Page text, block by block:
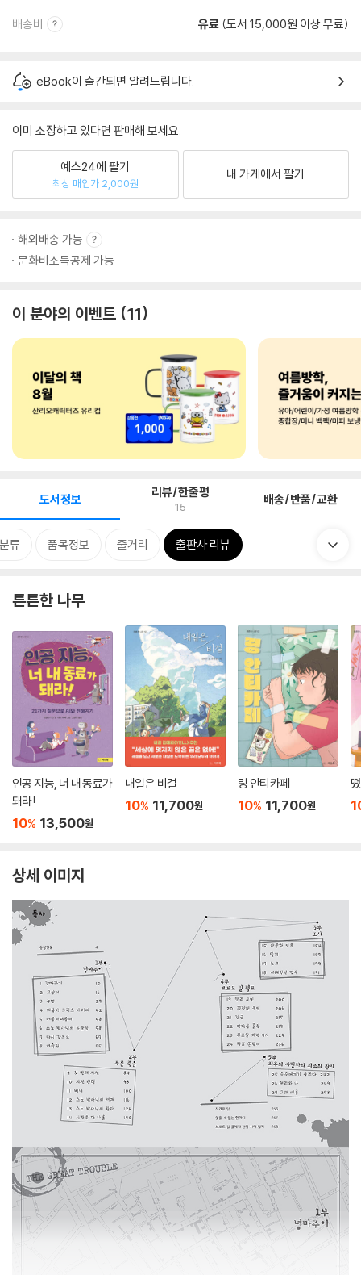
배송비 유료 (도서 15,000원 이상 무료)
eBook이 출간되면 알려드립니다.
이미 소장하고 있다면 판매해 보세요.
예스24에 팔기
최상 매입가 2,000원
내 가게에서 팔기
해외배송 가능
문화비소득공제 가능
이 분야의 이벤트 11
도서정보 리뷰/한줄평
15 배송/반품/교환
류 품목정보 줄거리 출판사 리뷰
튼튼한 나무
인공 지능, 너 내 동료가
돼라!
10% 13,500원
내일은 비걸
10% 11,700원
링 안티카페
10% 11,700원
상세 이미지